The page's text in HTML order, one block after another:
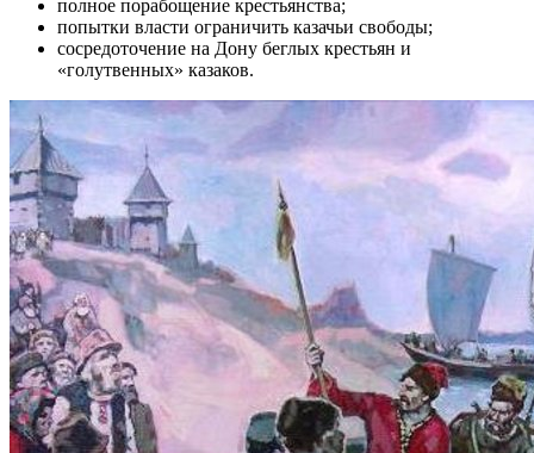
полное порабощение крестьянства;
попытки власти ограничить казачьи свободы;
сосредоточение на Дону беглых крестьян и
«голутвенных» казаков.